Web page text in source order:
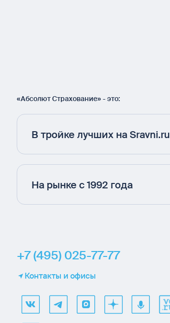
«Абсолют Страхование» - это:
В тройке лучших на Sravni.ru
На рынке с 1992 года
+7 (495) 025-77-77
Контакты и офисы